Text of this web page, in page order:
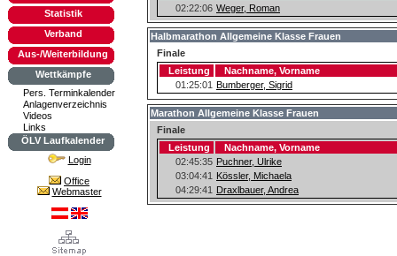
Statistik
Verband
Aus-/Weiterbildung
Wettkämpfe
Pers. Terminkalender
Anlagenverzeichnis
Videos
Links
ÖLV Laufkalender
Login
Office
Webmaster
02:22:06 Weger, Roman
Halbmarathon Allgemeine Klasse Frauen
Finale
Leistung
Nachname, Vorname
01:25:01 Bumberger, Sigrid
Marathon Allgemeine Klasse Frauen
Finale
Leistung
Nachname, Vorname
02:45:35 Puchner, Ulrike
03:04:41 Kössler, Michaela
04:29:41 Draxlbauer, Andrea